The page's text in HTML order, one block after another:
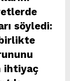
söyledi:
birlikte
ihtiyaç